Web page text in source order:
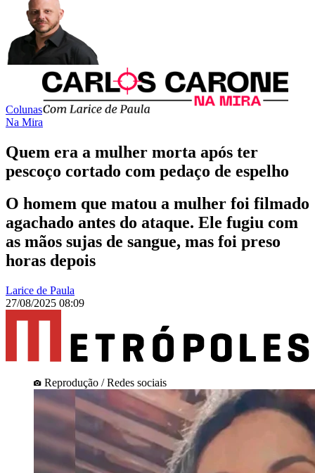
Colunas
Na Mira
Quem era a mulher morta após ter
pescoço cortado com pedaço de espelho
O homem que matou a mulher foi filmado
agachado antes do ataque. Ele fugiu com
as mãos sujas de sangue, mas foi preso
horas depois
Larice de Paula
27/08/2025 08:09
Reprodução / Redes sociais